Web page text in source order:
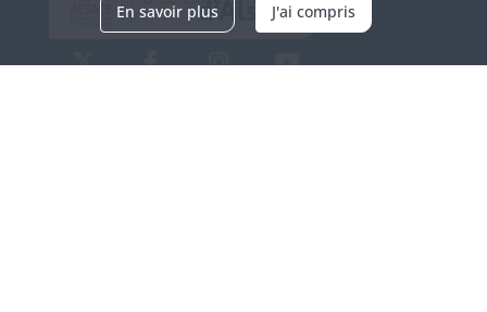
En savoir plus J'ai compris